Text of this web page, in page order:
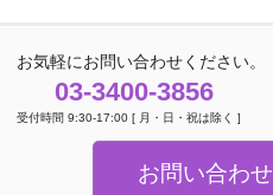
お気軽にお問い合わせください。
03-3400-3856
受付時間 9:30-17:00 [ 月・日・祝は除く ]
お問い合わせ